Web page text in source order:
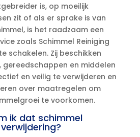
is, op moeilijk
zit of als er sprake is van
is het raadzaam een
zoals Schimmel Reiniging
schakelen.​ Zij beschikken
gereedschappen en middelen
en veilig te verwijderen en
over maatregelen om
te voorkomen.​
ik dat schimmel